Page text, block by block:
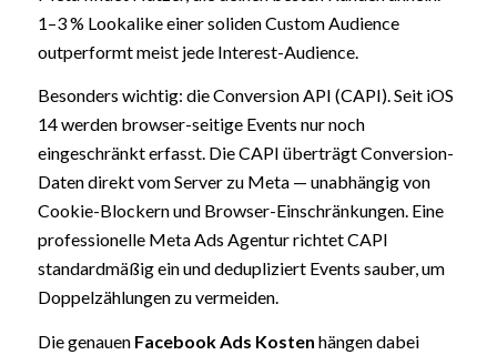
1–3 % Lookalike einer soliden Custom Audience
outperformt meist jede Interest-Audience.
Besonders wichtig: die Conversion API (CAPI). Seit iOS
14 werden browser-seitige Events nur noch
eingeschränkt erfasst. Die CAPI überträgt Conversion-
Daten direkt vom Server zu Meta — unabhängig von
Cookie-Blockern und Browser-Einschränkungen. Eine
professionelle Meta Ads Agentur richtet CAPI
standardmäßig ein und dedupliziert Events sauber, um
Doppelzählungen zu vermeiden.
Die genauen Facebook Ads Kosten hängen dabei